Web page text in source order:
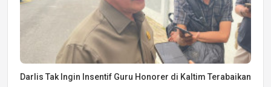
Darlis Tak Ingin Insentif Guru Honorer di Kaltim Terabaikan